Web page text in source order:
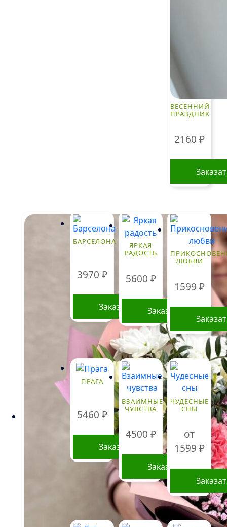
ВЕСЕННИЙ
ПРАЗДНИК
2160 ₽
БАРСЕЛОНА
3970 ₽
Заказать
ЯРКАЯ
РАДОСТЬ
5600 ₽
Заказать
ЛЮБВИ
1599 ₽
ПРАГА
5460 ₽
Заказать
ВЗАИМНЫЕ
ЧУВСТВА
4500 ₽
Заказать
ЧУДЕСНЫЕ
СНЫ
от
1599 ₽
Этот
товар
имеет